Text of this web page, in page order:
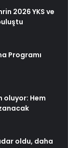
2026 YKS ve
Programı
oluyor: Hem
oldu, daha